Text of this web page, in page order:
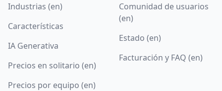
Industrias (en)
Características
IA Generativa
Precios en solitario (en)
Precios por equipo (en)
Comunidad de usuarios
(en)
Estado (en)
Facturación y FAQ (en)